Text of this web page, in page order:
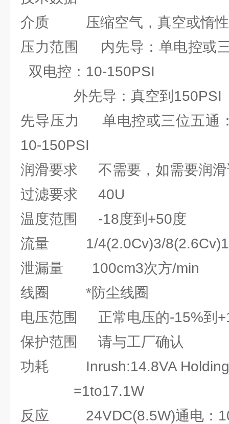
介质 压缩空气，真空或惰性
压力范围 内先导：单电控或
双电控：10-150PSI
外先导：真空到150PSI
先导压力 单电控或三位五通
10-150PSI
润滑要求 不需要，如需要润滑
过滤要求 40U
温度范围 -18度到+50度
流量 1/4(2.0Cv)3/
泄漏量 100cm3次方/min
线圈 *防尘线圈
电压范围 正常电压的-15%到
保护范围 请与工厂确认
功耗 Inrush:14.8VA
=1to17.1W
反应 24VDC(8.5W)通电：